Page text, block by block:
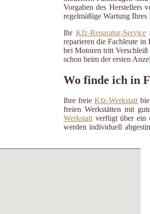
Vorgaben des Herstellers
regelmäßige Wartung
Ihr Kfz-Reparatur-Service
reparieren die Fachleute in
bei Motoren tritt
schon beim der ersten
Wo finde ich in
Ihre freie Kfz-Werkstatt
freien Werkstätten mit
Werkstattverfügt über ein
werden individuell